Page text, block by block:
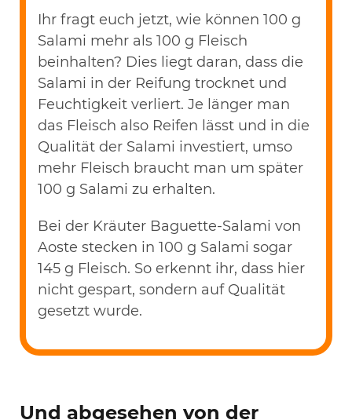
Ihr fragt euch jetzt, wie können 100 g
Salami mehr als 100 g Fleisch
beinhalten? Dies liegt daran, dass die
Salami in der Reifung trocknet und
Feuchtigkeit verliert. Je länger man
das Fleisch also Reifen lässt und in die
Qualität der Salami investiert, umso
mehr Fleisch braucht man um später
100 g Salami zu erhalten.
Bei der Kräuter Baguette-Salami von
Aoste stecken in 100 g Salami sogar
145 g Fleisch. So erkennt ihr, dass hier
nicht gespart, sondern auf Qualität
gesetzt wurde.
Und abgesehen von der